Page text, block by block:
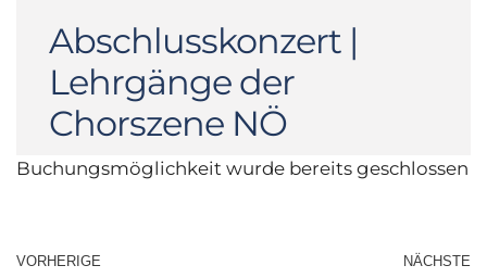
Abschlusskonzert |
Lehrgänge der
Chorszene NÖ
Buchungsmöglichkeit wurde bereits geschlossen
VORHERIGE NÄCHSTE